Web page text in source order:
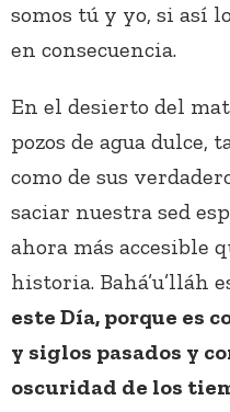
somos tú y yo, si así
en consecuencia.
En el desierto del
pozos de agua dulce,
como de sus
saciar nuestra sed
ahora más accesible
historia. Bahá’u’lláh
este Día, porque es
y siglos pasados y
oscuridad de los